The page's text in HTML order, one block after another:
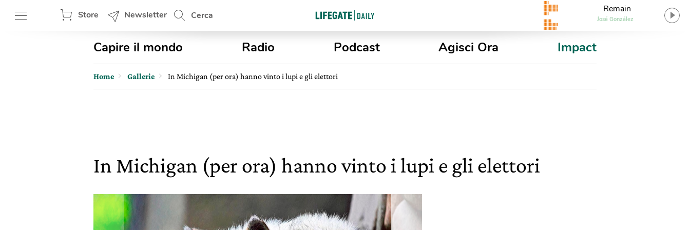
Store Newsletter Cerca
Remain
José González
Capire il mondo Radio Podcast Agisci Ora Impact
Home Gallerie In Michigan (per ora) hanno vinto i lupi e gli elettori
In Michigan (per ora) hanno vinto i lupi e gli elettori